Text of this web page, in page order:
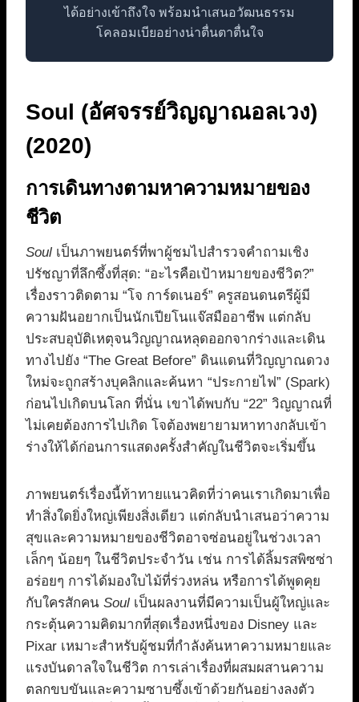
ได้อย่างเข้าถึงใจ พร้อมนำเสนอวัฒนธรรม
โคลอมเบียอย่างน่าตื่นตาตื่นใจ
Soul (อัศจรรย์วิญญาณอลเวง)
(2020)
การเดินทางตามหาความหมายของ
ชีวิต
Soul เป็นภาพยนตร์ที่พาผู้ชมไปสำรวจคำถามเชิง
ปรัชญาที่ลึกซึ้งที่สุด: “อะไรคือเป้าหมายของชีวิต?”
เรื่องราวติดตาม “โจ การ์ดเนอร์” ครูสอนดนตรีผู้มี
ความฝันอยากเป็นนักเปียโนแจ๊สมืออาชีพ แต่กลับ
ประสบอุบัติเหตุจนวิญญาณหลุดออกจากร่างและเดิน
ทางไปยัง “The Great Before” ดินแดนที่วิญญาณดวง
ใหม่จะถูกสร้างบุคลิกและค้นหา “ประกายไฟ” (Spark)
ก่อนไปเกิดบนโลก ที่นั่น เขาได้พบกับ “22” วิญญาณที่
ไม่เคยต้องการไปเกิด โจต้องพยายามหาทางกลับเข้า
ร่างให้ได้ก่อนการแสดงครั้งสำคัญในชีวิตจะเริ่มขึ้น
ภาพยนตร์เรื่องนี้ท้าทายแนวคิดที่ว่าคนเราเกิดมาเพื่อ
ทำสิ่งใดยิ่งใหญ่เพียงสิ่งเดียว แต่กลับนำเสนอว่าความ
สุขและความหมายของชีวิตอาจซ่อนอยู่ในช่วงเวลา
เล็กๆ น้อยๆ ในชีวิตประจำวัน เช่น การได้ลิ้มรสพิซซ่า
อร่อยๆ การได้มองใบไม้ที่ร่วงหล่น หรือการได้พูดคุย
กับใครสักคน Soul เป็นผลงานที่มีความเป็นผู้ใหญ่และ
กระตุ้นความคิดมากที่สุดเรื่องหนึ่งของ Disney และ
Pixar เหมาะสำหรับผู้ชมที่กำลังค้นหาความหมายและ
แรงบันดาลใจในชีวิต การเล่าเรื่องที่ผสมผสานความ
ตลกขบขันและความซาบซึ้งเข้าด้วยกันอย่างลงตัว